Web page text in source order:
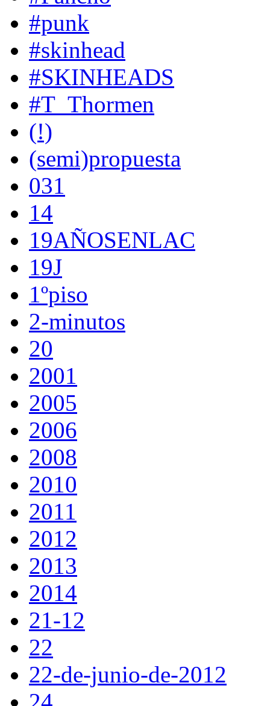
#punk
#skinhead
#SKINHEADS
#T_Thormen
(!)
(semi)propuesta
031
14
19AÑOSENLAC
19J
1ºpiso
2-minutos
20
2001
2005
2006
2008
2010
2011
2012
2013
2014
21-12
22
22-de-junio-de-2012